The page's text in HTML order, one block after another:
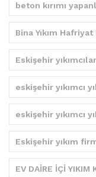
beton kırımı
Bina Yıkım
Eskişehir yıkımcılar
eskişehir yıkımcı
eskişehir yıkımcı
Eskişehir yıkım
EV DAİRE İÇİ YIKIM